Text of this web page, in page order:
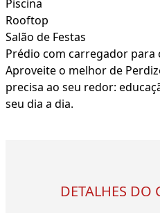
Piscina
Rooftop
Salão de Festas
Prédio com carregador para
Aproveite o melhor de
precisa ao seu redor:
seu dia a dia.
DETALHES